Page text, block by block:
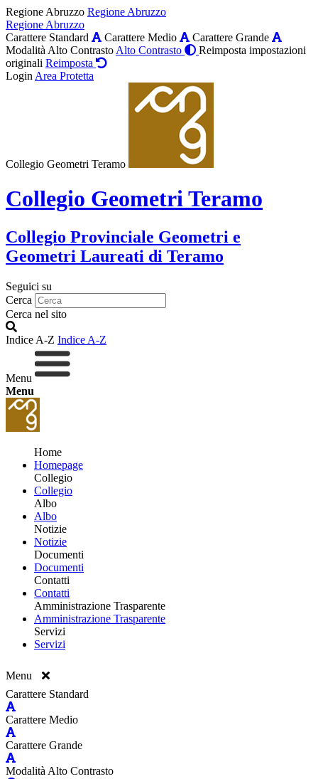
Regione Abruzzo Regione Abruzzo
Regione Abruzzo
Carattere Standard
Carattere Medio
Carattere Grande
Modalità Alto Contrasto Alto Contrasto
Reimposta impostazioni
originali Reimposta
Login Area Protetta
Collegio Geometri Teramo
Collegio Geometri Teramo
Collegio Provinciale Geometri e
Geometri Laureati di Teramo
Seguici su
Cerca
Cerca nel sito
Indice A-Z Indice A-Z
Menu
Menu
Home
Homepage
Collegio
Collegio
Albo
Albo
Notizie
Notizie
Documenti
Documenti
Contatti
Contatti
Amministrazione Trasparente
Amministrazione Trasparente
Servizi
Servizi
Menu
Carattere Standard
Carattere Medio
Carattere Grande
Modalità Alto Contrasto